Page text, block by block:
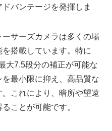
バンテージを発揮しま
ーサーズカメラは多くの場
搭載しています。特に
大7.5段分の補正が可能な
最小限に抑え、高品質な
これにより、暗所や望遠
ことが可能です。